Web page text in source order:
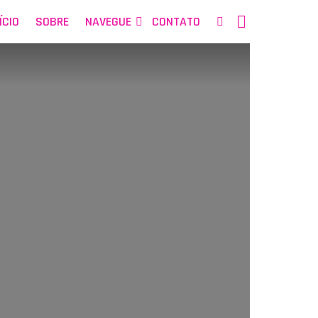
SOBRE NAVEGUE CONTATO
NOSSAS
SOCIAIS